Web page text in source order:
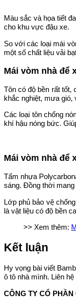
Màu sắc và họa tiết
cho khu vực đậu xe.
So với các loại mái
một số chất liệu vải
Mái vòm nhà để
Tôn có độ bền rất tốt,
khắc nghiệt, mưa gió,
Các loại tôn chống
khí hậu nóng bức.
Mái vòm nhà để
Tấm nhựa
sáng. Đồng thời mang
Lớp phủ bảo vệ
là vật liệu có độ bền
>> Xem thêm:
Kết luận
Hy vọng bài viết
ô tô nhà mình. Liên
CÔNG TY CỔ